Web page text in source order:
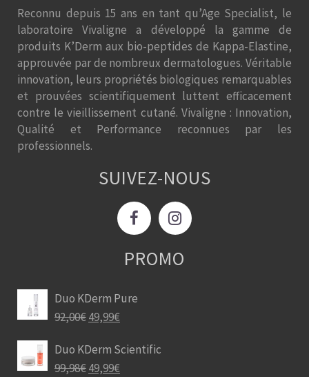
Reconnu depuis 15 ans en tant qu’Age Specialist, le
laboratoire Vivaligne a développé la gamme de
produits K’Derm aux bio-peptides de Kappa-Elastine,
approuvée par de nombreux dermatologues. Véritable
innovation, leurs propriétés biologiques remarquables
et prouvées scientifiquement luttent efficacement
contre le vieillissement cutané. Vivaligne : Innovation,
Qualité et Performance reconnues par les
professionnels.
SUIVEZ-NOUS
PROMO
Duo KDerm Pure
92,00€49,99€
Duo KDerm Scientific
99,98€49,99€